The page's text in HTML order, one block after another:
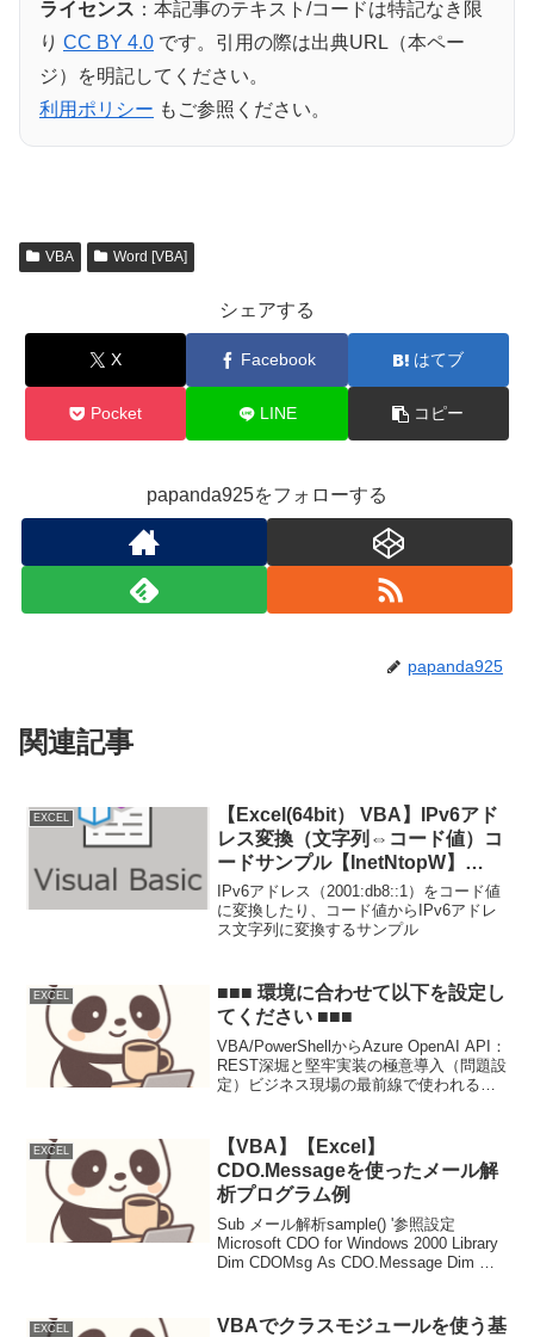
ライセンス ：本記事のテキスト/コードは特記なき限
り CC BY 4.0 です。引用の際は出典URL（本ペー
ジ）を明記してください。
利用ポリシー もご参照ください。
VBA Word [VBA]
シェアする
X Facebook はてブ
Pocket LINE コピー
papanda925をフォローする
papanda925
関連記事
EXCEL
【Excel(64bit） VBA】IPv6アド
レス変換（文字列⇔コード値）コ
ードサンプル【InetNtopW】
【InetPtonW】利用例
IPv6アドレス（2001:db8::1）をコード値
に変換したり、コード値からIPv6アドレ
ス文字列に変換するサンプル
EXCEL
■■■ 環境に合わせて以下を設定し
てください ■■■
VBA/PowerShellからAzure OpenAI API：
REST深堀と堅牢実装の極意導入（問題設
定）ビジネス現場の最前線で使われる
ら既存資産...
EXCEL
【VBA】【Excel】
CDO.Messageを使ったメール解
析プログラム例
Sub メール解析sample() '参照設定
Microsoft CDO for Windows 2000 Library
Dim CDOMsg As CDO.Message Dim Ws
EXCEL
VBAでクラスモジュールを使う基